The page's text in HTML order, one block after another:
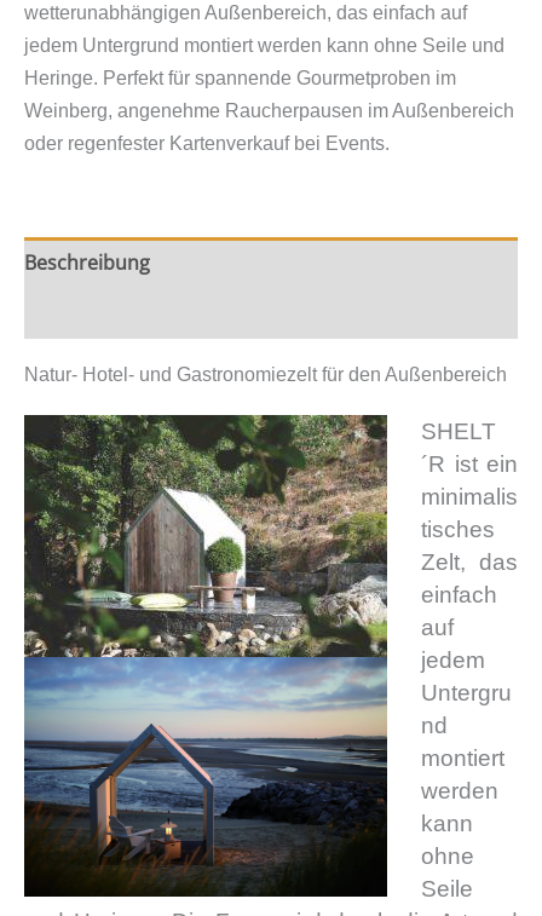
Menge
wetterunabhängigen Außenbereich, das einfach auf
jedem Untergrund montiert werden kann ohne Seile und
Heringe. Perfekt für spannende Gourmetproben im
Weinberg, angenehme Raucherpausen im Außenbereich
oder regenfester Kartenverkauf bei Events.
Beschreibung
Natur- Hotel- und Gastronomiezelt für den Außenbereich
SHELT
´R ist ein
minimalis
tisches
Zelt, das
einfach
auf
jedem
Untergru
nd
montiert
werden
kann
ohne
Seile